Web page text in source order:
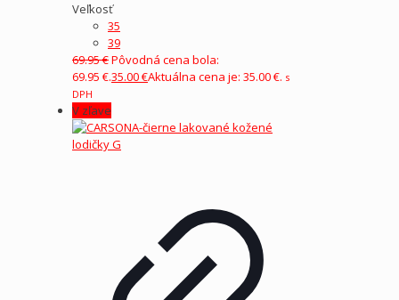
Veľkosť
35
39
69.95€Pôvodná cena bola:
69.95 €.35.00€Aktuálna cena je: 35.00 €. s
DPH
V zľave